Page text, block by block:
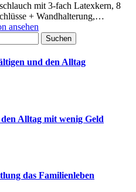
mit 3-fach Latexkern, 8
+ Wandhalterung,…
ansehen
und den Alltag
Alltag mit wenig Geld
das Familienleben